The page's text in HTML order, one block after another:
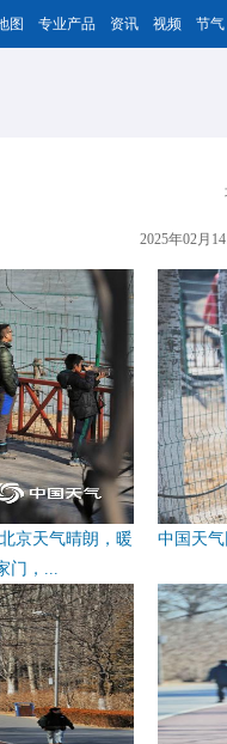
图 专业产品 资讯 视频 节气
2025年02月
京天气晴朗，暖
门，...
中国天